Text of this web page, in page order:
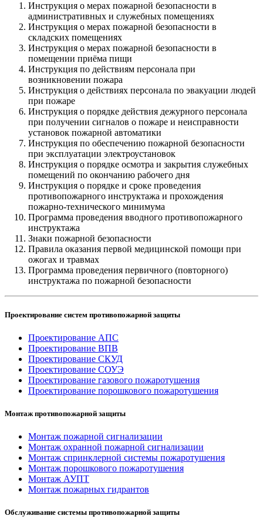
Инструкция о мерах пожарной безопасности в
административных и служебных помещениях
Инструкция о мерах пожарной безопасности в
складских помещениях
Инструкция о мерах пожарной безопасности в
помещении приёма пищи
Инструкция по действиям персонала при
возникновении пожара
Инструкция о действиях персонала по эвакуации людей
при пожаре
Инструкция о порядке действия дежурного персонала
при получении сигналов о пожаре и неисправности
установок пожарной автоматики
Инструкция по обеспечению пожарной безопасности
при эксплуатации электроустановок
Инструкция о порядке осмотра и закрытия служебных
помещений по окончанию рабочего дня
Инструкция о порядке и сроке проведения
противопожарного инструктажа и прохождения
пожарно-технического минимума
Программа проведения вводного противопожарного
инструктажа
Знаки пожарной безопасности
Правила оказания первой медицинской помощи при
ожогах и травмах
Программа проведения первичного (повторного)
инструктажа по пожарной безопасности
Проектирование систем противопожарной защиты
Проектирование АПС
Проектирование ВПВ
Проектирование СКУД
Проектирование СОУЭ
Проектирование газового пожаротушения
Проектирование порошкового пожаротушения
Монтаж противопожарной защиты
Монтаж пожарной сигнализации
Монтаж охранной пожарной сигнализации
Монтаж спринклерной системы пожаротушения
Монтаж порошкового пожаротушения
Монтаж АУПТ
Монтаж пожарных гидрантов
Обслуживание системы противопожарной защиты